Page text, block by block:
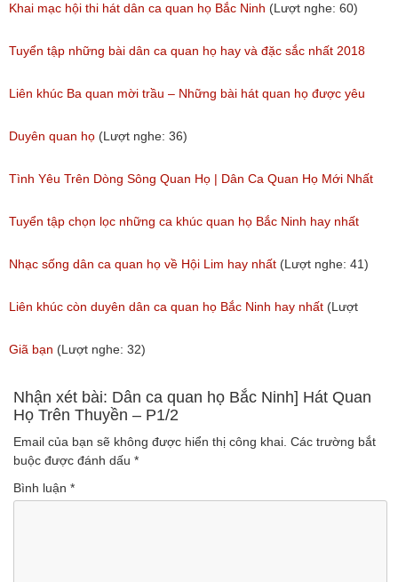
Bắc Ninh Hay Ngây Ngất
(Lượt nghe: 84)
Khai mạc hội thi hát dân ca quan họ Bắc Ninh (Lượt nghe: 60)
Tuyển tập những bài dân ca quan họ hay và đặc sắc nhất 2018
(Lượt nghe: 59)
Liên khúc Ba quan mời trầu – Những bài hát quan họ được yêu
thích nhất hiện nay
(Lượt nghe: 173)
Duyên quan họ (Lượt nghe: 36)
Tình Yêu Trên Dòng Sông Quan Họ | Dân Ca Quan Họ Mới Nhất
2018
(Lượt nghe: 31)
Tuyển tập chọn lọc những ca khúc quan họ Bắc Ninh hay nhất
(Lượt nghe: 214)
Nhạc sống dân ca quan họ về Hội Lim hay nhất (Lượt nghe: 41)
Liên khúc còn duyên dân ca quan họ Bắc Ninh hay nhất (Lượt
nghe: 108)
Giã bạn (Lượt nghe: 32)
Nhận xét bài: Dân ca quan họ Bắc Ninh] Hát Quan
Họ Trên Thuyền – P1/2
Email của bạn sẽ không được hiển thị công khai. Các trường bắt
buộc được đánh dấu *
Bình luận *